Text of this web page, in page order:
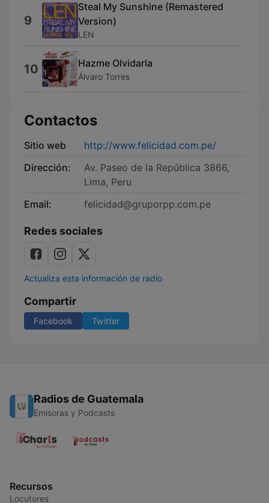
9
Steal My Sunshine (Remastered
Version)
LEN
10 Hazme Olvidarla
Álvaro Torres
Contactos
Sitio web
http://www.felicidad.com.pe/
Dirección:
Av. Paseo de la República 3866,
Lima, Peru
Email:
felicidad@gruporpp.com.pe
Redes sociales
Actualiza esta información de radio
Compartir
Facebook Twitter
Radios de Guatemala
Emisoras y Podcasts
Recursos
Locutores